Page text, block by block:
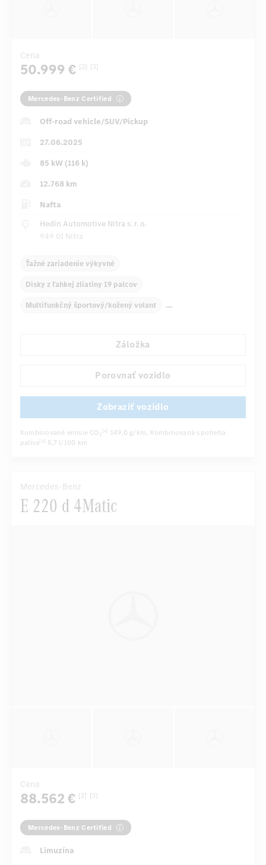
Cena
50.999 € [2] [3]
Mercedes-Benz Certified
Off-road vehicle/SUV/Pickup
27.06.2025
85 kW (116 k)
12.768 km
Nafta
Hedin Automotive Nitra s. r. o.
949 01 Nitra
Ťažné zariadenie výkyvné
Disky z ľahkej zliatiny 19 palcov
Multifunkčný športový/kožený volant
Multifunkčný displej
Sedadlo vodiča/spolujazdca elektricky
Záložka
Porovnať vozidlo
Zobraziť vozidlo
Kombinované emisie CO 2 [4] 149,0 g/km, Kombinovaná spotreba
paliva
[4] 5,7 l/100 km
Mercedes-Benz
E 220 d 4Matic
Cena
88.562 € [2] [3]
Mercedes-Benz Certified
Limuzína